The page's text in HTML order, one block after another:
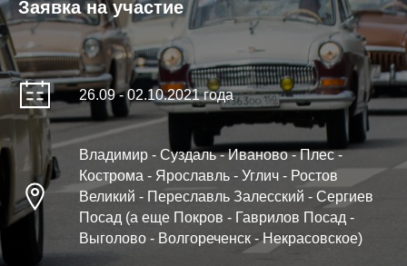
Заявка на участие
26.09 - 02.10.2021 года
Владимир - Суздаль - Иваново - Плес -
Кострома - Ярославль - Углич - Ростов
Великий - Переславль Залесский - Сергиев
Посад (а еще Покров - Гаврилов Посад -
Выголово - Волгореченск - Некрасовское)